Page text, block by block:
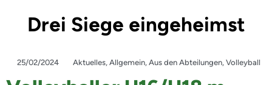
Drei Siege eingeheimst
25/02/2024 Aktuelles, Allgemein, Aus den Abteilungen, Volleyball